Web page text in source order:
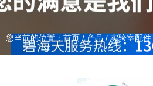
您当前的位置：首页 /产品 /实验室配件